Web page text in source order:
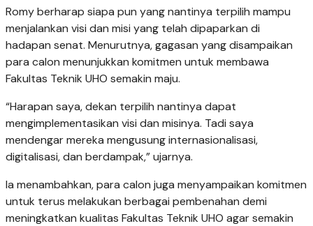
Romy berharap siapa pun yang nantinya terpilih mampu
menjalankan visi dan misi yang telah dipaparkan di
hadapan senat. Menurutnya, gagasan yang disampaikan
para calon menunjukkan komitmen untuk membawa
Fakultas Teknik UHO semakin maju.
“Harapan saya, dekan terpilih nantinya dapat
mengimplementasikan visi dan misinya. Tadi saya
mendengar mereka mengusung internasionalisasi,
digitalisasi, dan berdampak,” ujarnya.
Ia menambahkan, para calon juga menyampaikan komitmen
untuk terus melakukan berbagai pembenahan demi
meningkatkan kualitas Fakultas Teknik UHO agar semakin